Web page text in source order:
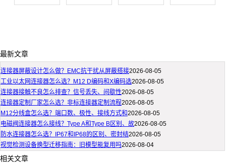
最新文章
连接器屏蔽设计怎么做？EMC抗干扰从屏蔽搭接2026-08-05
工业以太网连接器怎么选？M12 D编码和X编码选2026-08-05
连接器接触不良怎么排查？信号丢失、间歇性2026-08-05
连接器定制厂家怎么选？非标连接器定制流程2026-08-05
M12分线盒怎么选？端口数、极性、接线方式和2026-08-05
电磁阀连接器怎么接线？Type A和Type B区别、故2026-08-05
防水连接器怎么选？IP67和IP68的区别、密封结2026-08-05
视觉检测设备换型迁移指南：旧模型能复用吗2026-08-04
相关文章